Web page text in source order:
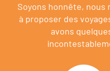
Soyons honnête, nous
à proposer des
avons